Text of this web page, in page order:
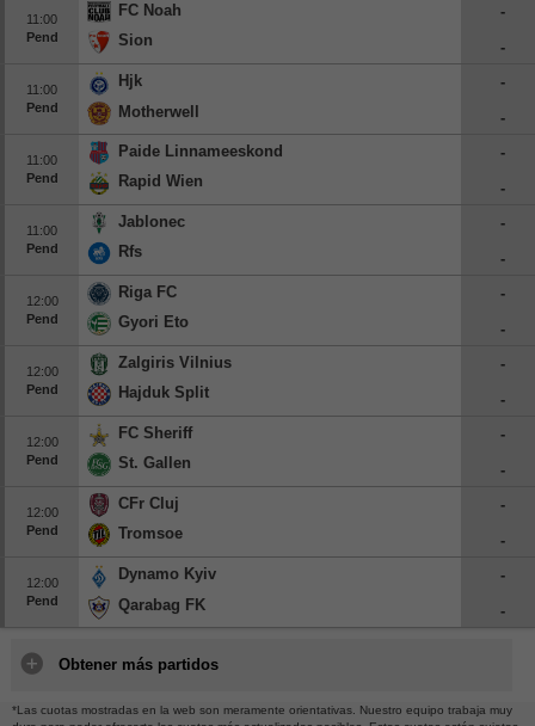
11:00
Pend
FC Noah
Sion
-
-
11:00
Pend
Hjk
Motherwell
-
-
11:00
Pend
Paide Linnameeskond
Rapid Wien
-
-
11:00
Pend
Jablonec
Rfs
-
-
12:00
Pend
Riga FC
Gyori Eto
-
-
12:00
Pend
Zalgiris Vilnius
Hajduk Split
-
-
12:00
Pend
FC Sheriff
St. Gallen
-
-
12:00
Pend
CFr Cluj
Tromsoe
-
-
12:00
Pend
Dynamo Kyiv
Qarabag FK
-
-
Obtener más partidos
*Las cuotas mostradas en la web son meramente orientativas. Nuestro equipo trabaja muy